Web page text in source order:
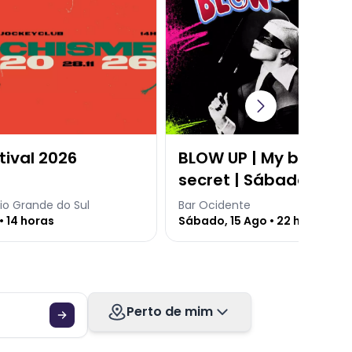
2026
Grande do Sul
14 horas
BLOW UP | My baby's
secret | Sábado
Ocidente
Bar Ocidente
Sábado, 15 Ago • 22 horas
Perto de mim